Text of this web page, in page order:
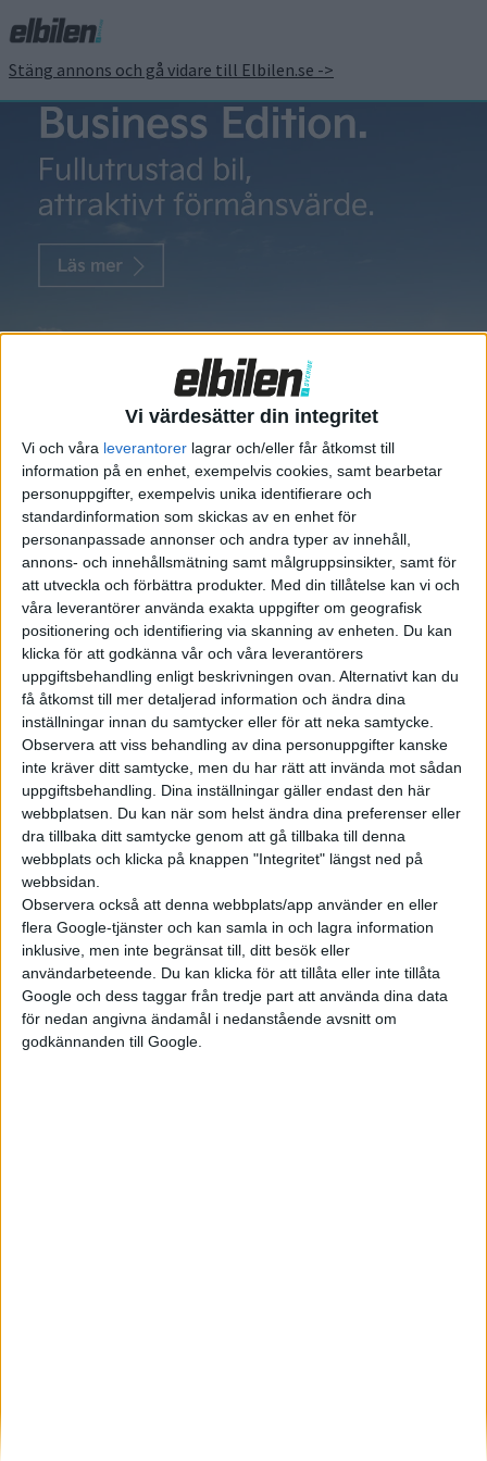
Vi värdesätter din integritet
Vi och våra leverantorer lagrar och/eller får åtkomst till
information på en enhet, exempelvis cookies, samt bearbetar
personuppgifter, exempelvis unika identifierare och
standardinformation som skickas av en enhet för
personanpassade annonser och andra typer av innehåll,
annons- och innehållsmätning samt målgruppsinsikter, samt för
att utveckla och förbättra produkter. Med din tillåtelse kan vi och
våra leverantörer använda exakta uppgifter om geografisk
positionering och identifiering via skanning av enheten. Du kan
klicka för att godkänna vår och våra leverantörers
uppgiftsbehandling enligt beskrivningen ovan. Alternativt kan du
få åtkomst till mer detaljerad information och ändra dina
inställningar innan du samtycker eller för att neka samtycke.
Observera att viss behandling av dina personuppgifter kanske
inte kräver ditt samtycke, men du har rätt att invända mot sådan
uppgiftsbehandling. Dina inställningar gäller endast den här
webbplatsen. Du kan när som helst ändra dina preferenser eller
dra tillbaka ditt samtycke genom att gå tillbaka till denna
webbplats och klicka på knappen "Integritet" längst ned på
webbsidan.
Observera också att denna webbplats/app använder en eller
flera Google-tjänster och kan samla in och lagra information
inklusive, men inte begränsat till, ditt besök eller
användarbeteende. Du kan klicka för att tillåta eller inte tillåta
Google och dess taggar från tredje part att använda dina data
för nedan angivna ändamål i nedanstående avsnitt om
godkännanden till Google.
Stäng annons och gå vidare till Elbilen.se ->
Robot
Robot bygger
batterier till
elbilar hos
Begreppet ”fysisk AI” är något
vi kommer få höra mer om de
närmaste åren. Med det menas
kombinationen av artificiell
intelligens och fysiska
maskiner, vilket ska göra
humanoida robotar till en
verklighet i vardagen. Redan
idag testas användning av hu...
Piaggio visar
”elbil” för den
lilla
shoppingturen
En bil är perfekt när man ska
storhandla. En skåpbil när man
ska till möbelaffären. Och nu
finns en ”halv bil” för den som
inte ska handla lika mycket. Den
italienska
motorcykeltillverkaren Piaggio
har tagit fram en robot som
Mest lästa